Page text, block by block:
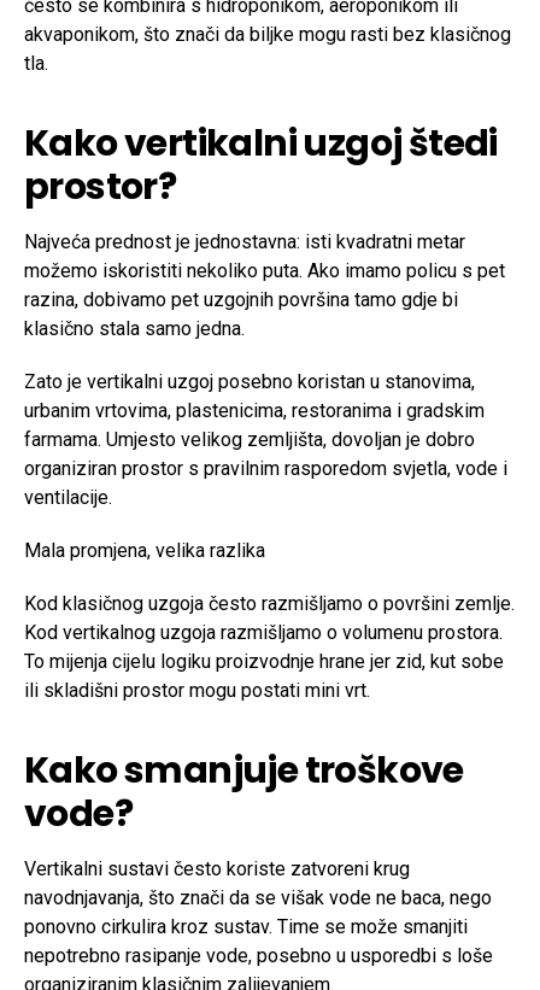
često se kombinira s hidroponikom, aeroponikom ili
akvaponikom, što znači da biljke mogu rasti bez klasičnog
tla.
Kako vertikalni uzgoj štedi
prostor?
Najveća prednost je jednostavna: isti kvadratni metar
možemo iskoristiti nekoliko puta. Ako imamo policu s pet
razina, dobivamo pet uzgojnih površina tamo gdje bi
klasično stala samo jedna.
Zato je vertikalni uzgoj posebno koristan u stanovima,
urbanim vrtovima, plastenicima, restoranima i gradskim
farmama. Umjesto velikog zemljišta, dovoljan je dobro
organiziran prostor s pravilnim rasporedom svjetla, vode i
ventilacije.
Mala promjena, velika razlika
Kod klasičnog uzgoja često razmišljamo o površini zemlje.
Kod vertikalnog uzgoja razmišljamo o volumenu prostora.
To mijenja cijelu logiku proizvodnje hrane jer zid, kut sobe
ili skladišni prostor mogu postati mini vrt.
Kako smanjuje troškove
vode?
Vertikalni sustavi često koriste zatvoreni krug
navodnjavanja, što znači da se višak vode ne baca, nego
ponovno cirkulira kroz sustav. Time se može smanjiti
nepotrebno rasipanje vode, posebno u usporedbi s loše
organiziranim klasičnim zalijevanjem.